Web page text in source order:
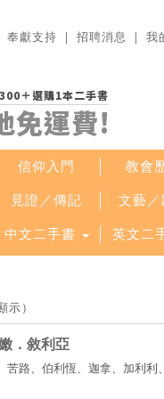
奉獻支持 ｜ 招聘消息 ｜ 我
＋選購1本二手書
免運費!
信仰入門 教會
見證／傳記 文藝／
中文二手書 英文二
示）
．敘利亞
苦路、伯利恆、迦拿、加利